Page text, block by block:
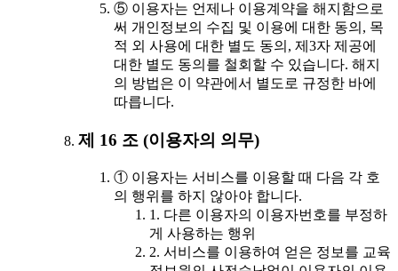
⑤ 이용자는 언제나 이용계약을 해지함으로
써 개인정보의 수집 및 이용에 대한 동의, 목
적 외 사용에 대한 별도 동의, 제3자 제공에
대한 별도 동의를 철회할 수 있습니다. 해지
의 방법은 이 약관에서 별도로 규정한 바에
따릅니다.
제 16 조 (이용자의 의무)
① 이용자는 서비스를 이용할 때 다음 각 호
의 행위를 하지 않아야 합니다.
1. 다른 이용자의 이용자번호를 부정하
게 사용하는 행위
2. 서비스를 이용하여 얻은 정보를 교육